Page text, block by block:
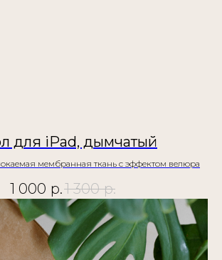
для iPad, дымчатый
мембранная ткань с эффектом велюра
1 000 р.1 300 р.